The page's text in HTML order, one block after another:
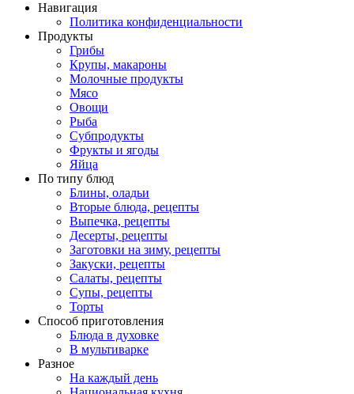
Навигация
Политика конфиденциальности
Продукты
Грибы
Крупы, макароны
Молочные продукты
Мясо
Овощи
Рыба
Субпродукты
Фрукты и ягоды
Яйца
По типу блюд
Блины, оладьи
Вторые блюда, рецепты
Выпечка, рецепты
Десерты, рецепты
Заготовки на зиму, рецепты
Закуски, рецепты
Салаты, рецепты
Супы, рецепты
Торты
Способ приготовления
Блюда в духовке
В мультиварке
Разное
На каждый день